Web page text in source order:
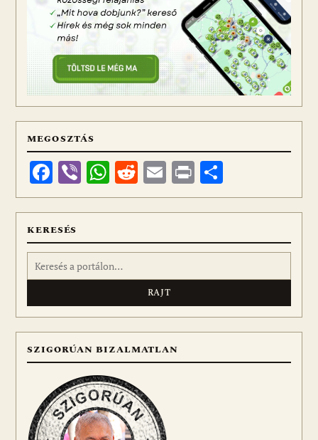
MEGOSZTÁS
Facebook
ViberWhatsApp
Reddit
Email
Print
meg
KERESÉS
Keresés:
SZIGORÚAN BIZALMATLAN